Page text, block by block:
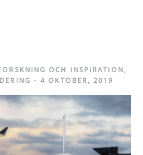
OCH INSPIRATION ,
-4 OKTOBER, 2019